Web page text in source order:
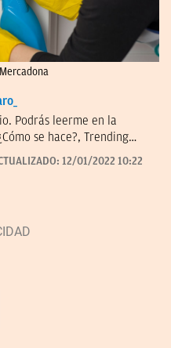
Podrás leerme en la
se hace?, Trending
de Navidad.
12/01/2022 10:22